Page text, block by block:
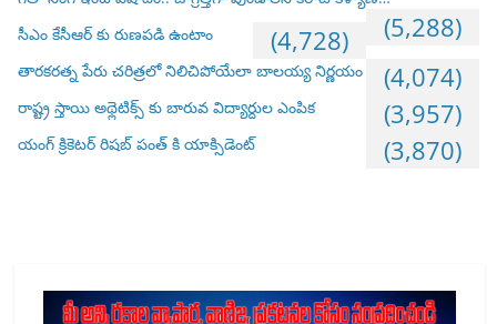
(5,288)
సీఎం కేసీఆర్ కు రుణపడి ఉంటాం (4,728)
తారకరత్న పేరు చరిత్రలో నిలిచిపోయేలా బాలయ్య నిర్ణయం (4,074)
రాష్ట్ర స్తాయి అథ్లెటిక్స్ కు బారువ విద్యార్దుల ఎంపిక (3,957)
యంగ్ క్రికెటర్ రిషబ్ పంత్ కి యాక్సిడెంట్ (3,870)